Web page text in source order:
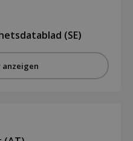
(SE)
anzeigen